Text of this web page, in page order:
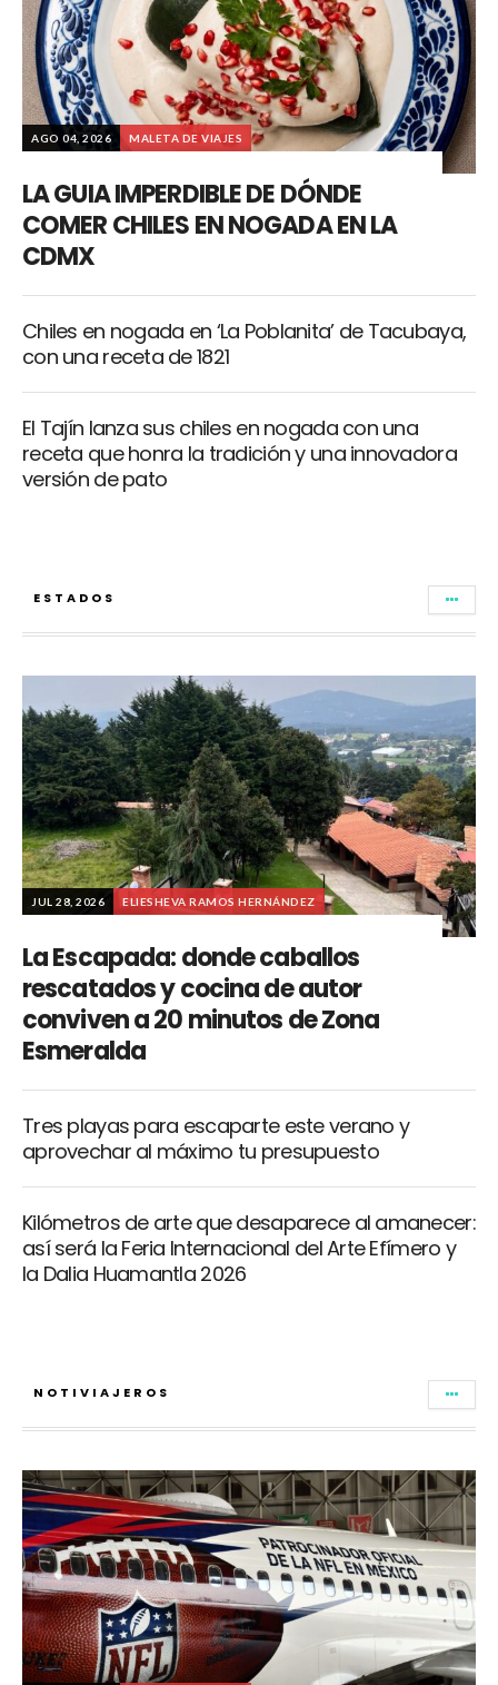
AGO 04, 2026 MALETA DE VIAJES
LA GUIA IMPERDIBLE DE DÓNDE
COMER CHILES EN NOGADA EN LA
CDMX
Chiles en nogada en ‘La Poblanita’ de Tacubaya,
con una receta de 1821
El Tajín lanza sus chiles en nogada con una
receta que honra la tradición y una innovadora
versión de pato
ESTADOS
JUL 28, 2026 ELIESHEVA RAMOS HERNÁNDEZ
La Escapada: donde caballos
rescatados y cocina de autor
conviven a 20 minutos de Zona
Esmeralda
Tres playas para escaparte este verano y
aprovechar al máximo tu presupuesto
Kilómetros de arte que desaparece al amanecer:
así será la Feria Internacional del Arte Efímero y
la Dalia Huamantla 2026
NOTIVIAJEROS